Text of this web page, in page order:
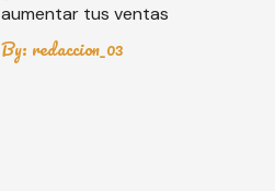
aumentar tus ventas
By: redaccion_03